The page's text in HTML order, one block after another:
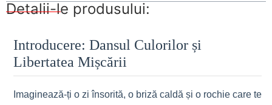
Detalii-le produsului:
Introducere: Dansul Culorilor și
Libertatea Mișcării
Imaginează-ți o zi însorită, o briză caldă și o rochie care te